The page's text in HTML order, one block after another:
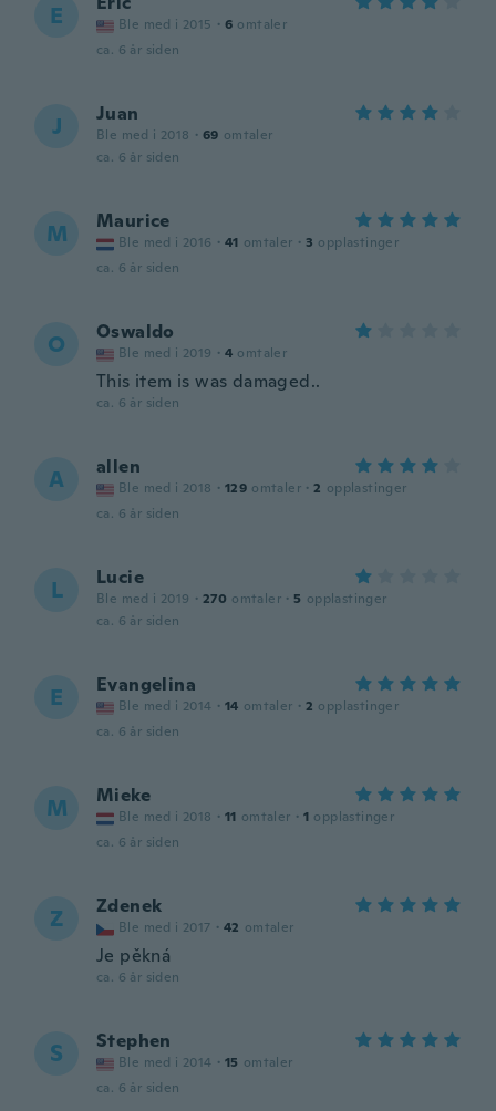
E Ble med i 2015 · 6 omtaler
ca. 6 år siden
J Juan
Ble med i 2018 · 69 omtaler
ca. 6 år siden
M Maurice
Ble med i 2016 · 41 omtaler · 3 opplastinger
ca. 6 år siden
O Oswaldo
Ble med i 2019 · 4 omtaler
This item is was damaged..
ca. 6 år siden
A allen
Ble med i 2018 · 129 omtaler · 2 opplastinger
ca. 6 år siden
L Lucie
Ble med i 2019 · 270 omtaler · 5 opplastinger
ca. 6 år siden
E Evangelina
Ble med i 2014 · 14 omtaler · 2 opplastinger
ca. 6 år siden
M Mieke
Ble med i 2018 · 11 omtaler · 1 opplastinger
ca. 6 år siden
Z Zdenek
Ble med i 2017 · 42 omtaler
Je pěkná
ca. 6 år siden
S Stephen
Ble med i 2014 · 15 omtaler
ca. 6 år siden